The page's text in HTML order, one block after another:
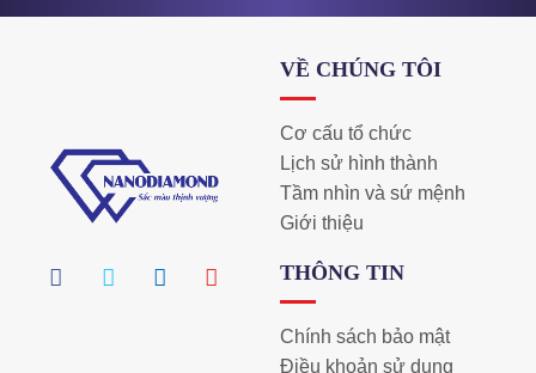
VỀ CHÚNG TÔI
Cơ cấu tổ chức
Lịch sử hình thành
Tầm nhìn và sứ mệnh
Giới thiệu
THÔNG TIN
Chính sách bảo mật
Điều khoản sử dụng